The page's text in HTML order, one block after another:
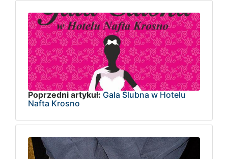
Poprzedni artykuł: Gala Ślubna w Hotelu
Nafta Krosno